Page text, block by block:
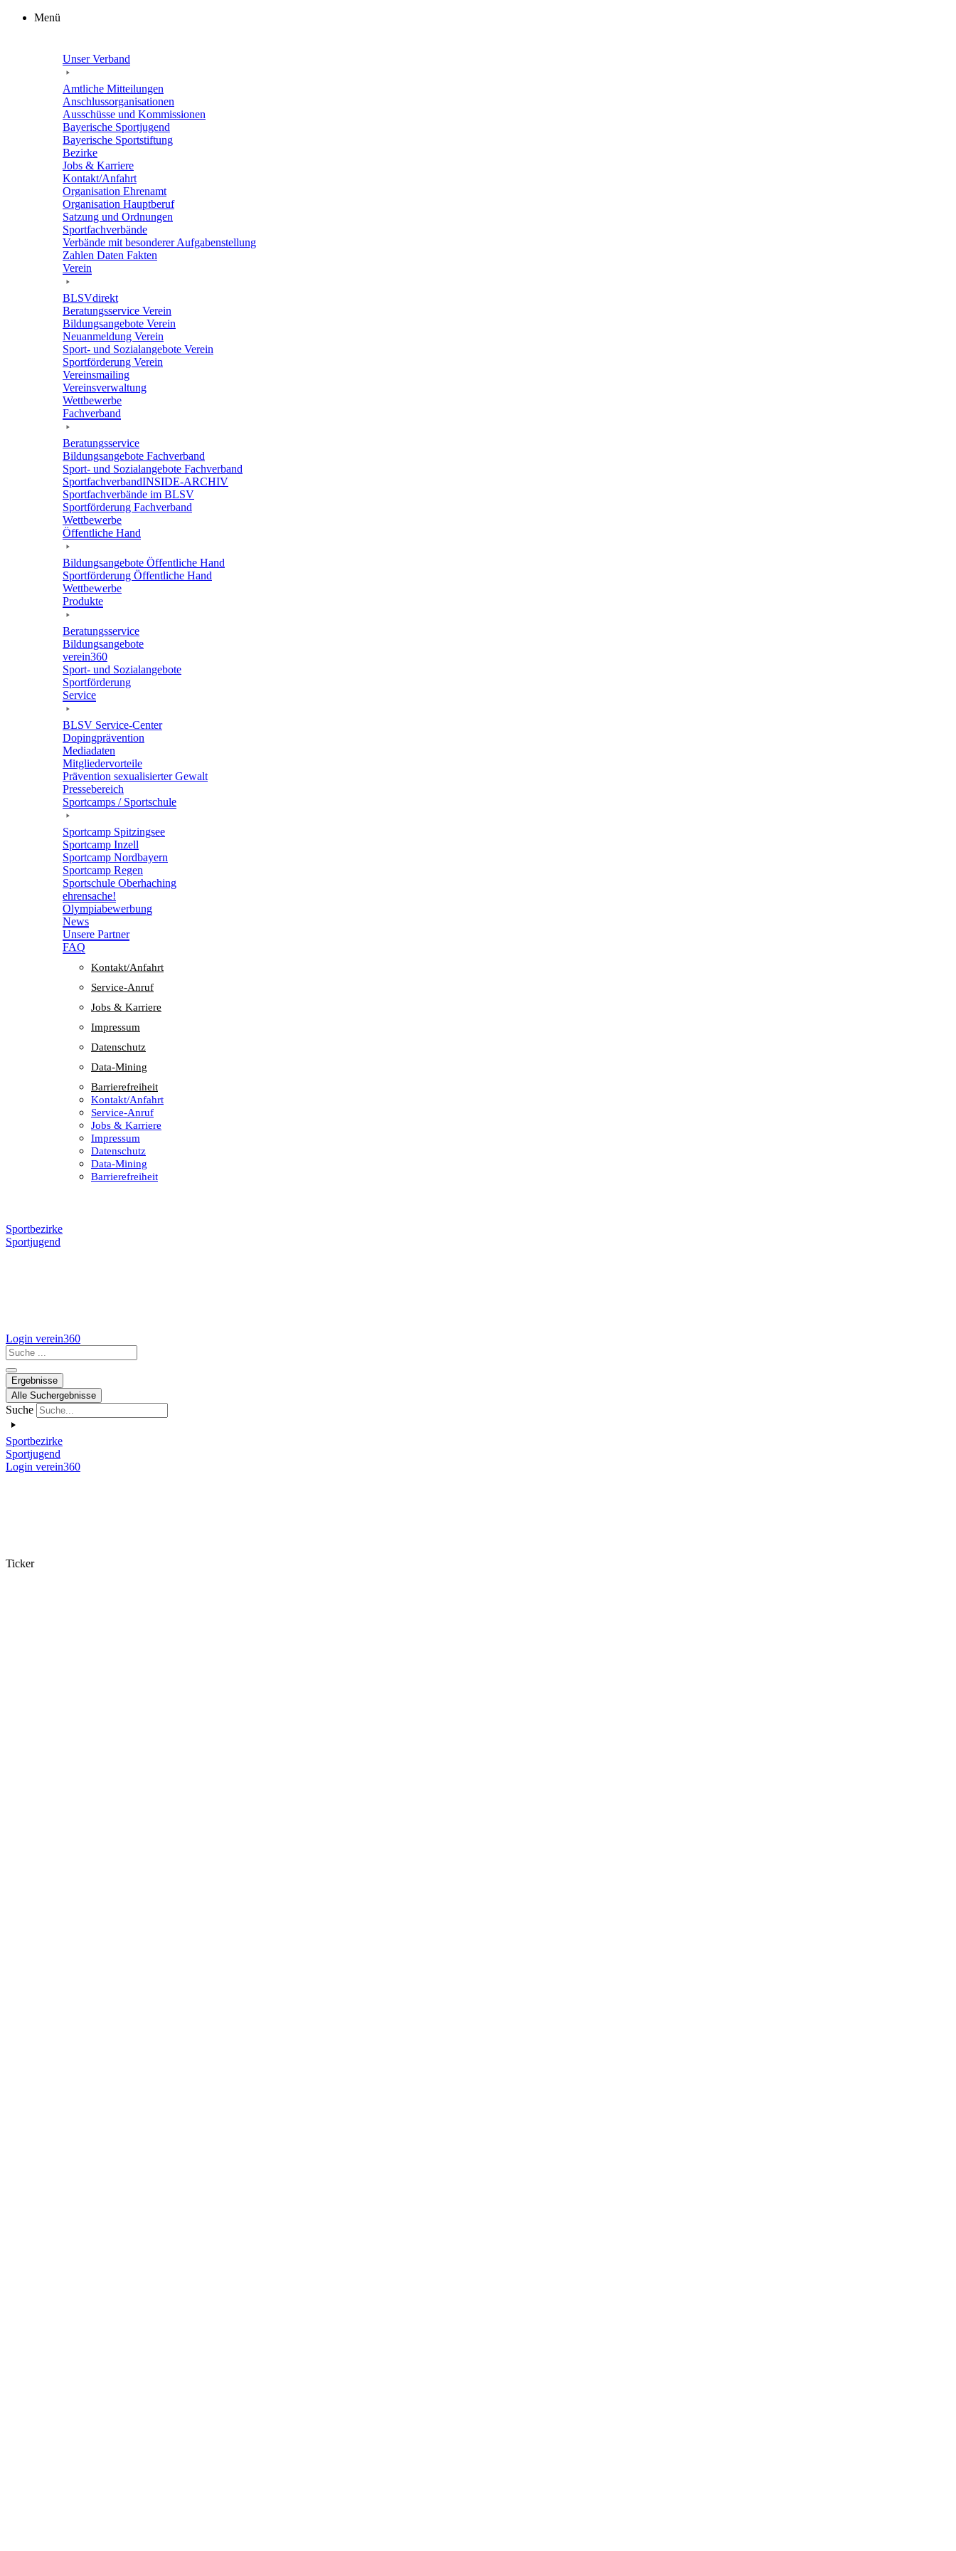
Zum
Menü
Unser Verband
Amtli­che Mitteilungen
Anschluss­or­ga­ni­sa­tio­nen
Ausschüsse und Kommissionen
Baye­ri­sche Sportjugend
Baye­ri­sche Sportstiftung
Bezirke
Jobs & Karriere
Kontakt/​​Anfahrt
Orga­ni­sa­tion Ehrenamt
Orga­ni­sa­tion Hauptberuf
Satzung und Ordnungen
Sport­fach­ver­bände
Verbände mit beson­de­rer Aufgabenstellung
Zahlen Daten Fakten
Verein
BLSVdi­rekt
Bera­tungs­ser­vice Verein
Bildungs­an­ge­bote Verein
Neuan­mel­dung Verein
Sport- und Sozi­al­an­ge­bote Verein
Sport­för­de­rung Verein
Vereins­mai­ling
Vereins­ver­wal­tung
Wett­be­werbe
Fach­ver­band
Bera­tungs­ser­vice
Bildungs­an­ge­bote Fachverband
Sport- und Sozi­al­an­ge­bote Fachverband
Sport­fach­ver­ban­d­IN­SIDE-ARCHIV
Sport­fach­ver­bände im BLSV
Sport­för­de­rung Fachverband
Wett­be­werbe
Öffent­li­che Hand
Bildungs­an­ge­bote Öffent­li­che Hand
Sport­för­de­rung Öffent­li­che Hand
Wett­be­werbe
Produkte
Bera­tungs­ser­vice
Bildungs­an­ge­bote
verein360
Sport- und Sozialangebote
Sport­för­de­rung
Service
BLSV Service-Center
Doping­prä­ven­tion
Media­da­ten
Mitglie­der­vor­teile
Präven­tion sexua­li­sier­ter Gewalt
Pres­se­be­reich
Sport­camps / Sportschule
Sport­camp Spitzingsee
Sport­camp Inzell
Sport­camp Nordbayern
Sport­camp Regen
Sport­schule Oberhaching
ehren­sa­che!
Olym­pia­be­wer­bung
News
Unsere Part­ner
FAQ
Kontakt/​​Anfahrt
Service-Anruf
Jobs & Karriere
Impres­sum
Daten­schutz
Data-Mining
Barrie­re­frei­heit
Kontakt/​​Anfahrt
Service-Anruf
Jobs & Karriere
Impres­sum
Daten­schutz
Data-Mining
Barrie­re­frei­heit
Sportbezirke
Sportjugend
Login verein360
Search
...
Ergebnisse
Alle Suchergebnisse
Suche
Sportbezirke
Sportjugend
Login verein360
Ticker